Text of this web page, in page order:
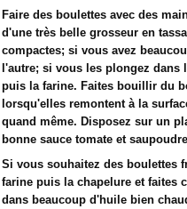
Faire des boulettes avec des
d'une très belle grosseur en
compactes; si vous avez
l'autre; si vous les plongez
puis la farine. Faites bouillir du
lorsqu'elles remontent à la
quand même. Disposez sur un
bonne sauce tomate et
Si vous souhaitez des boulettes
farine puis la chapelure et faites
dans beaucoup d'huile bien